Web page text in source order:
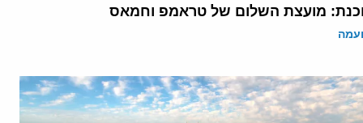
מועצת השלום של טראמפ וחמאס